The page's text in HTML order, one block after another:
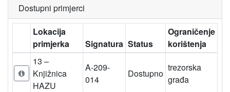
Dostupni primjerci
Lokacija
primjerka
Signatura Status
Ograničenje
korištenja
13 –
Knjižnica
HAZU
A-209-
014
Dostupno
trezorska
građa